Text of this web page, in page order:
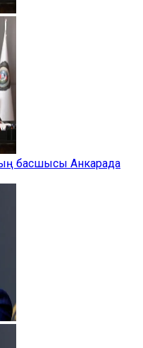
басшысы Анкарада